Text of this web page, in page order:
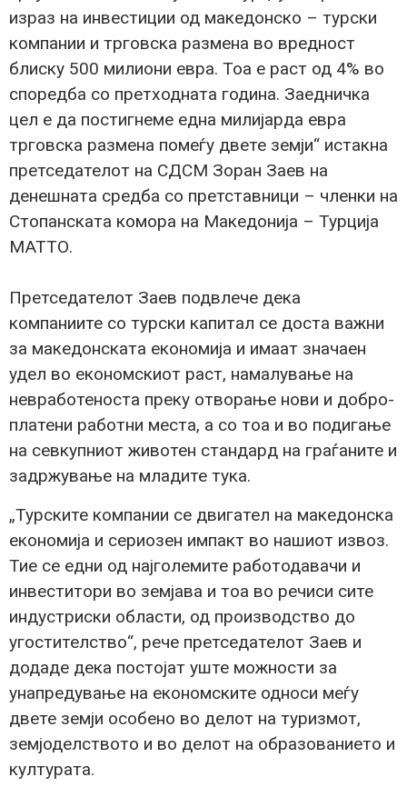
израз на инвестиции од македонско – турски
компании и трговска размена во вредност
блиску 500 милиони евра. Тоа е раст од 4% во
споредба со претходната година. Заедничка
цел е да постигнеме една милијарда евра
трговска размена помеѓу двете земји“ истакна
претседателот на СДСМ Зоран Заев на
денешната средба со претставници – членки на
Стопанската комора на Македонија – Турција
МАТТО.
Претседателот Заев подвлече дека
компаниите со турски капитал се доста важни
за македонската економија и имаат значаен
удел во економскиот раст, намалување на
невработеноста преку отворање нови и добро-
платени работни места, а со тоа и во подигање
на севкупниот животен стандард на граѓаните и
задржување на младите тука.
„Турските компании се двигател на македонска
економија и сериозен импакт во нашиот извоз.
Тие се едни од најголемите работодавачи и
инвеститори во земјава и тоа во речиси сите
индустриски области, од производство до
угостителство“, рече претседателот Заев и
додаде дека постојат уште можности за
унапредување на економските односи меѓу
двете земји особено во делот на туризмот,
земјоделството и во делот на образованието и
културата.